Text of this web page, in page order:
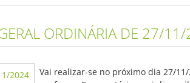
ORDINÁRIA DE 27/
Vai realizar-se no próximo dia 27/